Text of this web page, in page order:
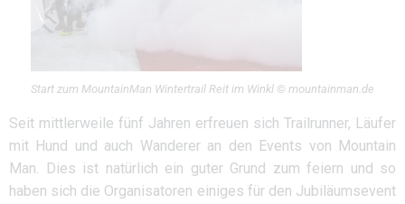
Start zum MountainMan Wintertrail Reit im Winkl © mountainman.de
Seit mittlerweile fünf Jahren erfreuen sich Trailrunner, Läufer
mit Hund und auch Wanderer an den Events von Mountain
Man. Dies ist natürlich ein guter Grund zum feiern und so
haben sich die Organisatoren einiges für den Jubiläumsevent